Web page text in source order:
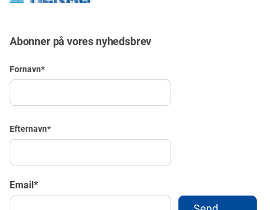
Abonner på vores nyhedsbrev
Fornavn*
Efternavn*
Email*